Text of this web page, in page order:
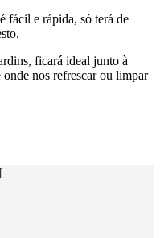
é fácil e rápida, só terá de
ficará ideal junto à
nos refrescar ou limpar